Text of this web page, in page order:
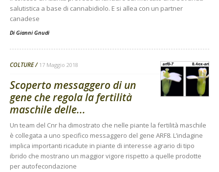
salutistica a base di cannabidiolo. E si allea con un partner
canadese
Di Gianni Gnudi
COLTURE 17 Maggio 2018
Scoperto messaggero di un
gene che regola la fertilità
maschile delle...
Un team del Cnr ha dimostrato che nelle piante la fertilità maschile
è collegata a uno specifico messaggero del gene ARF8. L’indagine
implica importanti ricadute in piante di interesse agrario di tipo
ibrido che mostrano un maggior vigore rispetto a quelle prodotte
per autofecondazione